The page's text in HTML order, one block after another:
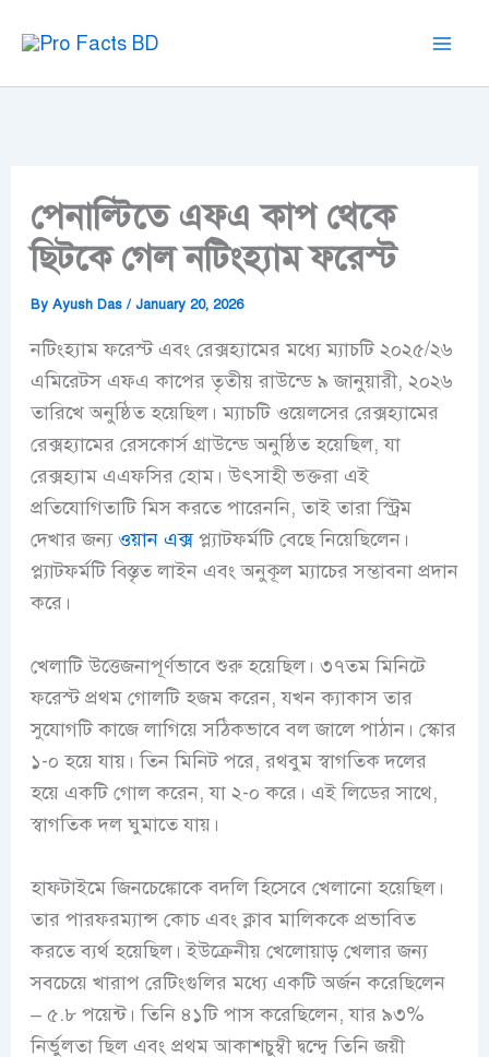
পেনাল্টিতে এফএ কাপ থেকে
ছিটকে গেল নটিংহ্যাম ফরেস্ট
By Ayush Das /January 20, 2026
নটিংহ্যাম ফরেস্ট এবং রেক্সহ্যামের মধ্যে ম্যাচটি ২০২৫/২৬
এমিরেটস এফএ কাপের তৃতীয় রাউন্ডে ৯ জানুয়ারী, ২০২৬
তারিখে অনুষ্ঠিত হয়েছিল। ম্যাচটি ওয়েলসের রেক্সহ্যামের
রেক্সহ্যামের রেসকোর্স গ্রাউন্ডে অনুষ্ঠিত হয়েছিল, যা
রেক্সহ্যাম এএফসির হোম। উৎসাহী ভক্তরা এই
প্রতিযোগিতাটি মিস করতে পারেননি, তাই তারা স্ট্রিম
দেখার জন্যওয়ান এক্সপ্ল্যাটফর্মটি বেছে নিয়েছিলেন।
প্ল্যাটফর্মটি বিস্তৃত লাইন এবং অনুকূল ম্যাচের সম্ভাবনা প্রদান
করে।
খেলাটি উত্তেজনাপূর্ণভাবে শুরু হয়েছিল। ৩৭তম মিনিটে
ফরেস্ট প্রথম গোলটি হজম করেন, যখন ক্যাকাস তার
সুযোগটি কাজে লাগিয়ে সঠিকভাবে বল জালে পাঠান। স্কোর
১-০ হয়ে যায়। তিন মিনিট পরে, রথবুম স্বাগতিক দলের
হয়ে একটি গোল করেন, যা ২-০ করে। এই লিডের সাথে,
স্বাগতিক দল ঘুমাতে যায়।
হাফটাইমে জিনচেঙ্কোকে বদলি হিসেবে খেলানো হয়েছিল।
তার পারফরম্যান্স কোচ এবং ক্লাব মালিককে প্রভাবিত
করতে ব্যর্থ হয়েছিল। ইউক্রেনীয় খেলোয়াড় খেলার জন্য
সবচেয়ে খারাপ রেটিংগুলির মধ্যে একটি অর্জন করেছিলেন
– ৫.৮ পয়েন্ট। তিনি ৪১টি পাস করেছিলেন, যার ৯৩%
নির্ভুলতা ছিল এবং প্রথম আকাশচুম্বী দ্বন্দ্বে তিনি জয়ী